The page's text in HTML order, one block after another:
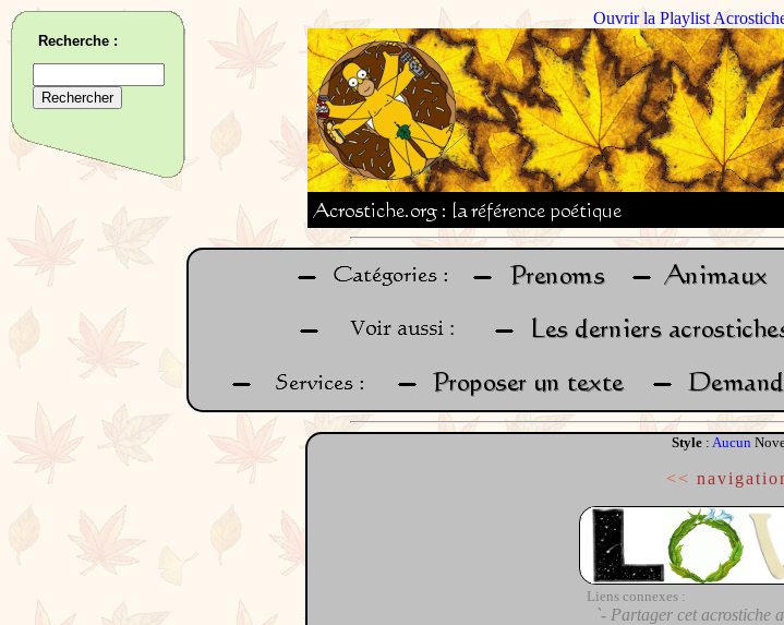
Ouvrir la Playlist
Style : Aucun
<<
Liens connexes :
`- Partager cet acrostiche
Recherche :